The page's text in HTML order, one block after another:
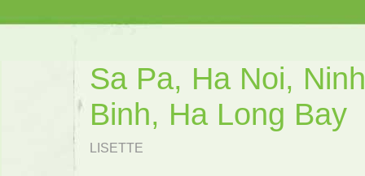
Sa Pa, Ha Noi, Ninh
Binh, Ha Long Bay
LISETTE